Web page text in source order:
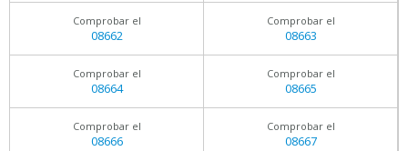
Comprobar el
08662
Comprobar el
08663
Comprobar el
08664
Comprobar el
08665
Comprobar el
08666
Comprobar el
08667